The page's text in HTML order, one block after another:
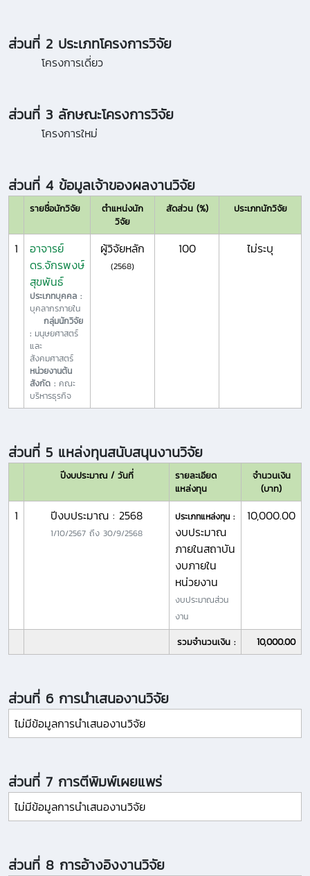
ส่วนที่ 2 ประเภทโครงการวิจัย
โครงการเดี่ยว
ส่วนที่ 3 ลักษณะโครงการวิจัย
โครงการใหม่
ส่วนที่ 4 ข้อมูลเจ้าของผลงานวิจัย
รายชื่อนักวิจัย
ตำแหน่งนัก
วิจัย
สัดส่วน (%) ประเภทนักวิจัย
1
อาจารย์
ดร.จักรพงษ์
สุขพันธ์
ประเภทบุคคล :
บุคลากรภายใน
กลุ่มนักวิจัย
: มนุษยศาสตร์
และ
สังคมศาสตร์
หน่วยงานต้น
สังกัด : คณะ
บริหารธุรกิจ
ผู้วิจัยหลัก
(2568)
100 ไม่ระบุ
ส่วนที่ 5 แหล่งทุนสนับสนุนงานวิจัย
ปีงบประมาณ / วันที่
รายละเอียด
แหล่งทุน
จำนวนเงิน
(บาท)
1 ปีงบประมาณ : 2568
1/10/2567 ถึง 30/9/2568
ประเภทแหล่งทุน :
งบประมาณ
ภายในสถาบัน
งบภายใน
หน่วยงาน
งบประมาณส่วน
งาน
10,000.00
รวมจำนวนเงิน : 10,000.00
ส่วนที่ 6 การนำเสนองานวิจัย
ไม่มีข้อมูลการนำเสนองานวิจัย
ส่วนที่ 7 การตีพิมพ์เผยแพร่
ไม่มีข้อมูลการนำเสนองานวิจัย
ส่วนที่ 8 การอ้างอิงงานวิจัย